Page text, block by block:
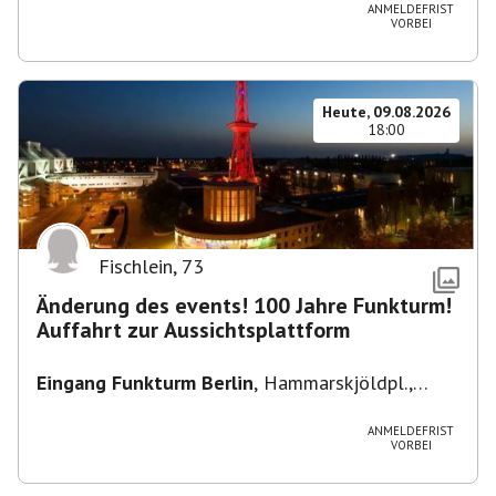
ANMELDEFRIST
VORBEI
Heute, 09.08.2026
18:00
Fischlein, 73
Änderung des events! 100 Jahre Funkturm!
Auffahrt zur Aussichtsplattform
Eingang Funkturm Berlin, Hammarskjöldpl.,
ANMELDEFRIST
VORBEI